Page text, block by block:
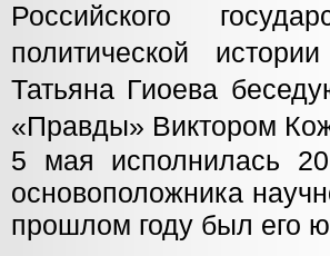
Российского
политической
Татьяна Гиоева
«Правды» Виктором
5 мая исполнилась
основоположника
прошлом году был его